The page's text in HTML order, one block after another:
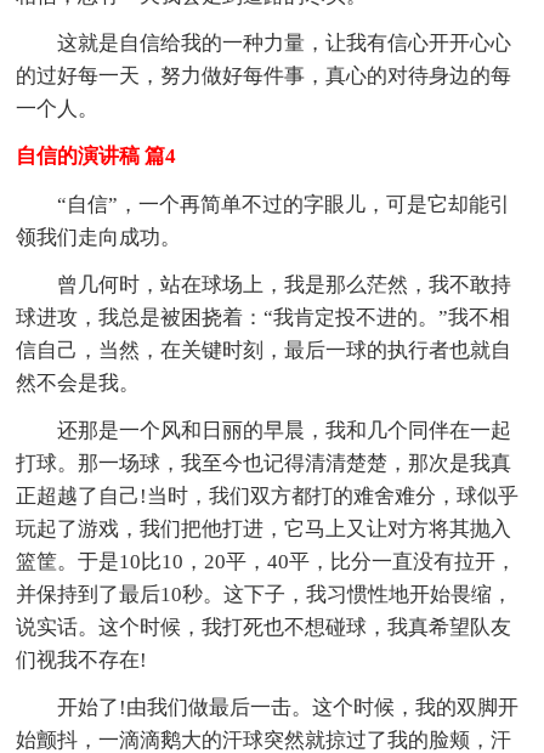
这就是自信给我的一种力量，让我有信心开开心心
的过好每一天，努力做好每件事，真心的对待身边的每
一个人。
自信的演讲稿 篇4
“自信”，一个再简单不过的字眼儿，可是它却能引
领我们走向成功。
曾几何时，站在球场上，我是那么茫然，我不敢持
球进攻，我总是被困挠着：“我肯定投不进的。”我不相
信自己，当然，在关键时刻，最后一球的执行者也就自
然不会是我。
还那是一个风和日丽的早晨，我和几个同伴在一起
打球。那一场球，我至今也记得清清楚楚，那次是我真
正超越了自己!当时，我们双方都打的难舍难分，球似乎
玩起了游戏，我们把他打进，它马上又让对方将其抛入
篮筐。于是10比10，20平，40平，比分一直没有拉开，
并保持到了最后10秒。这下子，我习惯性地开始畏缩，
说实话。这个时候，我打死也不想碰球，我真希望队友
们视我不存在!
开始了!由我们做最后一击。这个时候，我的双脚开
始颤抖，一滴滴鹅大的汗球突然就掠过了我的脸颊，汗